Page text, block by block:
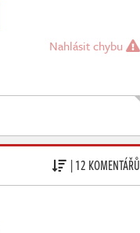
Nahlásit chybu
| 12 KOMENTÁŘŮ